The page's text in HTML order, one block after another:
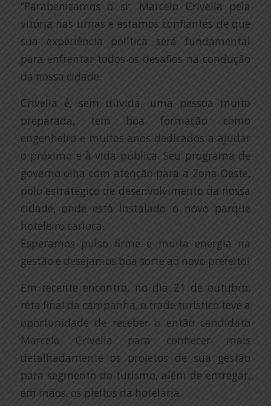
“Parabenizamos o sr. Marcelo Crivella pela
vitória nas urnas e estamos confiantes de que
sua experiência política será fundamental
para enfrentar todos os desafios na condução
da nossa cidade.
Crivella é, sem dúvida, uma pessoa muito
preparada, tem boa formação como
engenheiro e muitos anos dedicados a ajudar
o próximo e à vida pública. Seu programa de
governo olha com atenção para a Zona Oeste,
polo estratégico de desenvolvimento da nossa
cidade, onde está instalado o novo parque
hoteleiro carioca.
Esperamos pulso firme e muita energia na
gestão e desejamos boa sorte ao novo prefeito!
Em recente encontro, no dia 21 de outubro,
reta final da campanha, o trade turístico teve a
oportunidade de receber o então candidato
Marcelo Crivella para conhecer mais
detalhadamente os projetos de sua gestão
para segmento do turismo, além de entregar,
em mãos, os pleitos da hotelaria.